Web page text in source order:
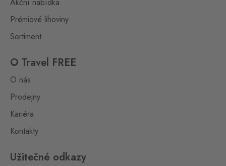
Prémiové lihoviny
Sortiment
O Travel FREE
O nás
Prodejny
Kariéra
Kontakty
Užitečné odkazy